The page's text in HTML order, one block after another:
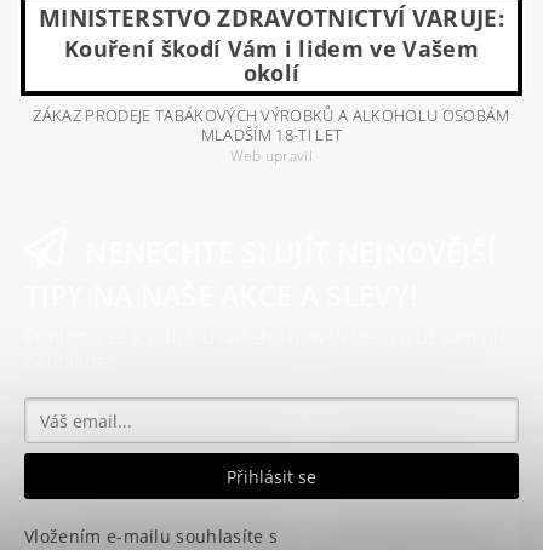
MINISTERSTVO ZDRAVOTNICTVÍ VARUJE:
Kouření škodí Vám i lidem ve Vašem
okolí
ZÁKAZ PRODEJE TABÁKOVÝCH VÝROBKŮ A ALKOHOLU OSOBÁM
MLADŠÍM 18-TI LET
Web upravil
Vložením e-mailu souhlasíte s